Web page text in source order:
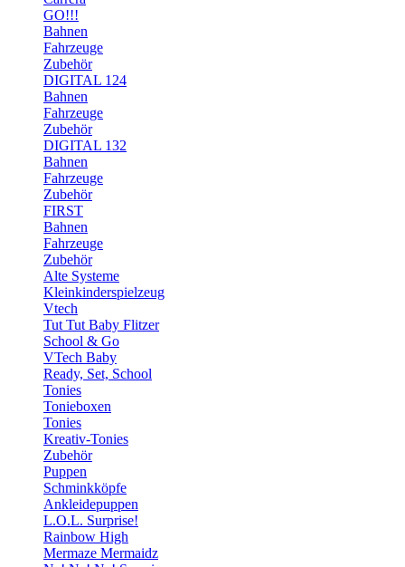
GO!!!
Bahnen
Fahrzeuge
Zubehör
DIGITAL 124
Bahnen
Fahrzeuge
Zubehör
DIGITAL 132
Bahnen
Fahrzeuge
Zubehör
FIRST
Bahnen
Fahrzeuge
Zubehör
Alte Systeme
Kleinkinderspielzeug
Vtech
Tut Tut Baby Flitzer
School & Go
VTech Baby
Ready, Set, School
Tonies
Tonieboxen
Tonies
Kreativ-Tonies
Zubehör
Puppen
Schminkköpfe
Ankleidepuppen
L.O.L. Surprise!
Rainbow High
Mermaze Mermaidz